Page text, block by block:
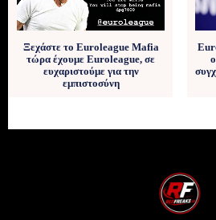
Ξεχάστε το Euroleague Mafia
τώρα έχουμε Euroleague, σε
ευχαριστούμε για την
εμπιστοσύνη